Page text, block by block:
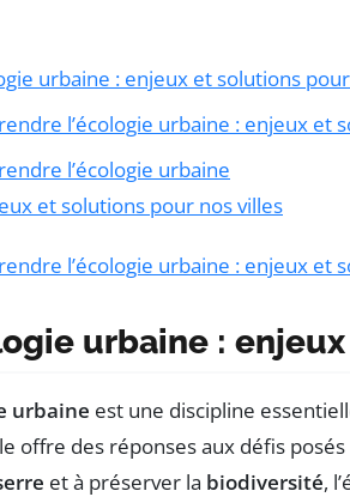
urbaine : enjeux et solutions
l’écologie urbaine : enjeux et
l’écologie urbaine
et solutions pour nos villes
l’écologie urbaine : enjeux et
urbaine :
urbaine est une discipline
offre des réponses aux défis
et à préserver la biodiversité,